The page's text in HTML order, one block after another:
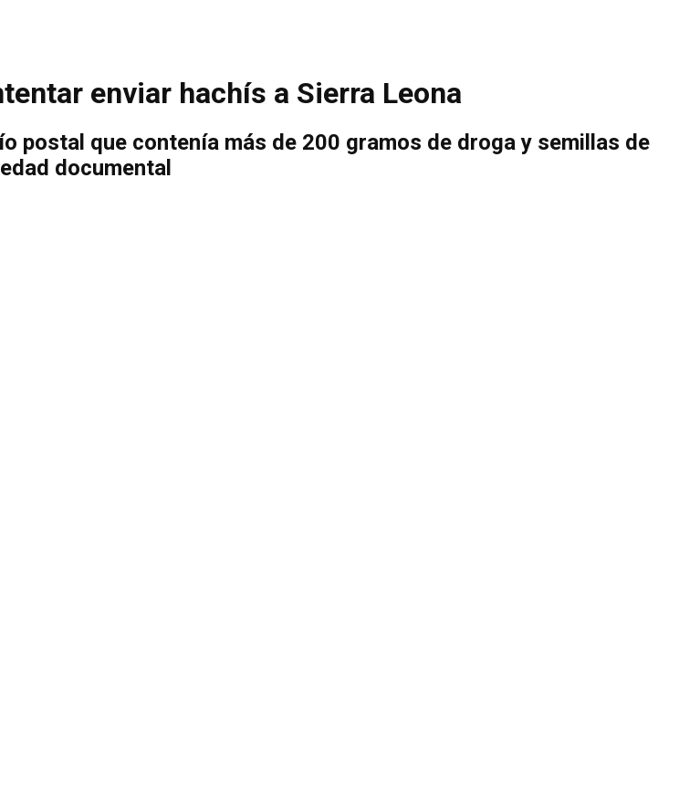
enviar hachís a Sierra Leona
postal que contenía más de 200 gramos de droga y semillas de
documental